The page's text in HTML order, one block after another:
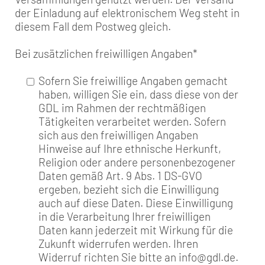
der Einladung auf elektronischem Weg steht in
diesem Fall dem Postweg gleich.
Bei zusätzlichen freiwilligen Angaben*
Sofern Sie freiwillige Angaben gemacht
haben, willigen Sie ein, dass diese von der
GDL im Rahmen der rechtmäßigen
Tätigkeiten verarbeitet werden. Sofern
sich aus den freiwilligen Angaben
Hinweise auf Ihre ethnische Herkunft,
Religion oder andere personenbezogener
Daten gemäß Art. 9 Abs. 1 DS-GVO
ergeben, bezieht sich die Einwilligung
auch auf diese Daten. Diese Einwilligung
in die Verarbeitung Ihrer freiwilligen
Daten kann jederzeit mit Wirkung für die
Zukunft widerrufen werden. Ihren
Widerruf richten Sie bitte an info@gdl.de.